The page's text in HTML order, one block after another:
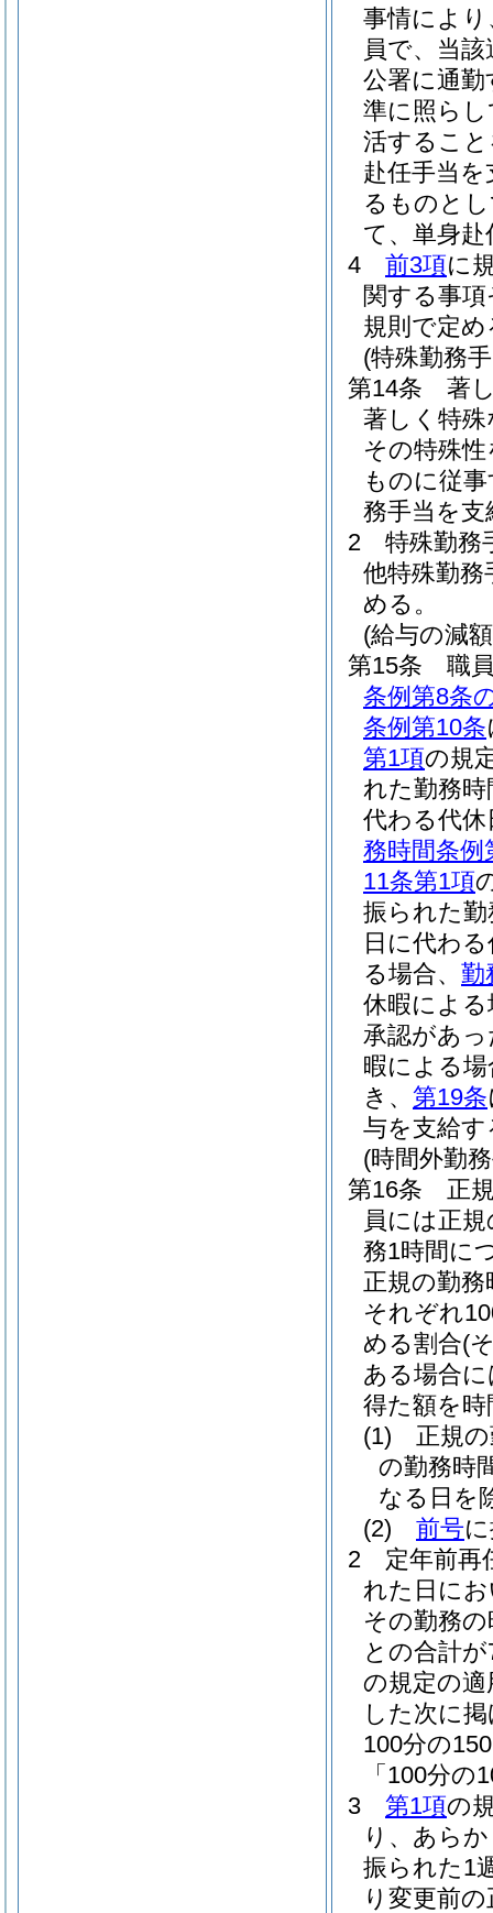
事情によ
員で、当
公署に通
準に照ら
活するこ
赴任手当
るものと
て、単身
4
前3項に
関する事
規則で定め
(特殊勤務
第14条
著
著しく特
その特殊
ものに従
務手当を支
2
特殊勤務
他特殊勤
める。
(給与の減
第15条
職
条例第8条
条例第10条
第1項の規
れた勤務
代わる代
務時間条例
11条第1項
振られた
日に代わ
る場合、 勤
休暇によ
承認があ
暇による
き、 第19条
与を支給す
(時間外勤
第16条
正
員には正
務1時間に
正規の勤
それぞれ
める割合(
ある場合
得た額を
(1)
正規
の勤務時
なる日を
(2)
前号
2
定年前再
れた日に
その勤務
との合計
の規定の
した次に
100分の
「100分の
3
第1項の
り、あら
振られた1
り変更前